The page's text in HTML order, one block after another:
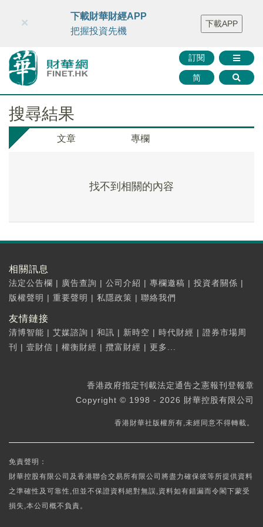
財華智庫網 FINTV FINMETA 財華證券 媒體矩陣
智庫沙龍
聯絡我們
訂閱
简
×
下載財華財經APP
把握投資先機
下載APP
搜尋結果
文章 專欄
找不到相關的內容
相關訊息
法定公告欄 | 廣告查詢 | 公司介紹 | 專欄邀稿 | 投資者關係 |
版權聲明 | 重要聲明 | 私隱政策 | 聯絡我們
友情鏈接
清博智能 | 艾媒諮詢 | 和訊 | 新時空 | 時代財經 | 證券市場周
刊
| 壹財信 | 權衡財經 | 攬富財經 | 更多...
香港政府指定刊載法定通告之憲報刊登報章
Copyright © 1998 - 2026 財華控股有限公司
香港財華社版權所有,未經同意不得轉載。
免責聲明：
財華控股有限公司及香港聯合交易所有限公司將盡力確保彼等所提供資料
之準確性及可靠性,但並不保證資料絕對無誤,資料如有錯漏而令閣下蒙受
損失,本公司概不負責。